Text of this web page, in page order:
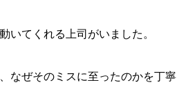
いてくれる上司がいました。
なぜそのミスに至ったのかを丁寧